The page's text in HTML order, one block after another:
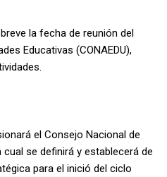
la fecha de reunión del
Educativas (CONAEDU),
el Consejo Nacional de
se definirá y establecerá de
para el inició del ciclo